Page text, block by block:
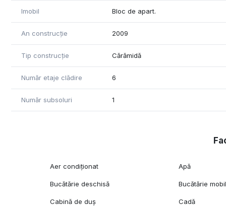
Imobil Bloc de apart.
An construcție 2009
Tip construcție Cărămidă
Număr etaje clădire 6
Număr subsoluri 1
Aer condiționat Apă
Bucătărie deschisă Bucătărie
Cabină de duș Cadă